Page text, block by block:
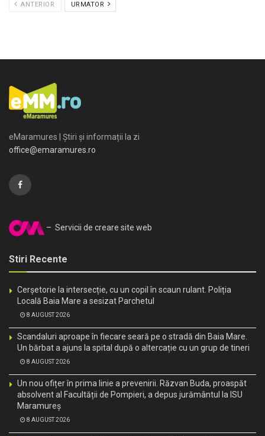
ANTERIOR URMATOR
eMaramures | Știri și informații la zi
office@emaramures.ro
– Servicii de creare site web
Stiri Recente
Cerșetorie la intersecție, cu un copil în scaun rulant. Poliția
Locală Baia Mare a sesizat Parchetul
8 AUGUST 2026
Scandaluri aproape în fiecare seară pe o stradă din Baia Mare.
Un bărbat a ajuns la spital după o altercație cu un grup de tineri
8 AUGUST 2026
Un nou ofițer în prima linie a prevenirii. Răzvan Buda, proaspăt
absolvent al Facultății de Pompieri, a depus jurământul la ISU
Maramureș
8 AUGUST 2026